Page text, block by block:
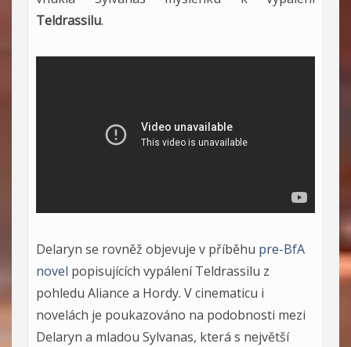
Teldrassilu.
Delaryn se rovněž objevuje v příběhu pre-BfA
novel popisujících vypálení Teldrassilu z
pohledu Aliance a Hordy. V cinematicu i
novelách je poukazováno na podobnosti mezi
Delaryn a mladou Sylvanas, která s největší